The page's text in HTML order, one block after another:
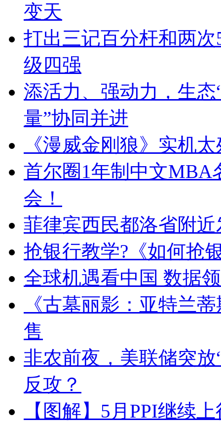
变天
打出三记百分杆和两
级四强
添活力、强动力，生
量”协同并进
《漫威金刚狼》实机
首尔圈1年制中文MBA
会！
菲律宾西民都洛省附
抢银行教学?《如何抢
全球机遇看中国 数据
《古墓丽影：亚特兰
售
非农前夜，美联储突
反攻？
【图解】5月PPI继续